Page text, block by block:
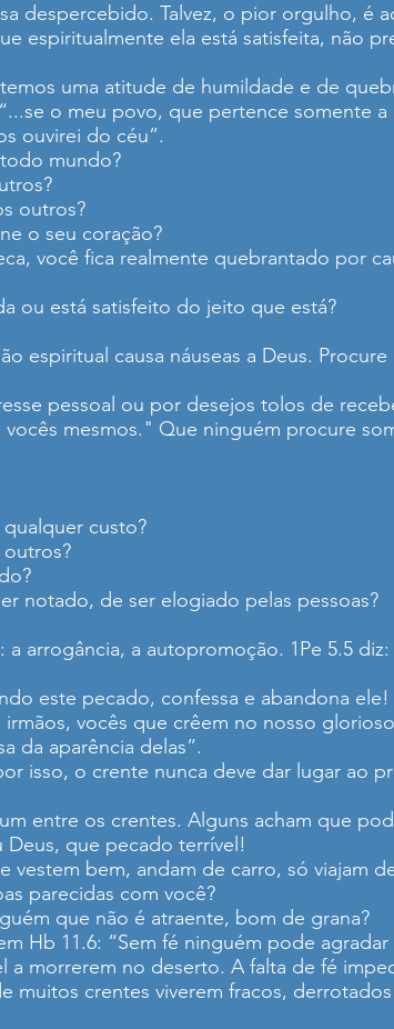
despercebido. Talvez, o pior orgulho, é
espiritualmente ela está satisfeita, não
uma atitude de humildade e de
o meu povo, que pertence somente a
ouvirei do céu”.
mundo?
outros?
o seu coração?
você fica realmente quebrantado por
ou está satisfeito do jeito que está?
espiritual causa náuseas a Deus.
pessoal ou por desejos tolos de
mesmos." Que ninguém procure
custo?
notado, de ser elogiado pelas pessoas?
arrogância, a autopromoção. 1Pe 5.5
este pecado, confessa e abandona ele!
vocês que crêem no nosso
da aparência delas”.
isso, o crente nunca deve dar lugar ao
entre os crentes. Alguns acham que
que pecado terrível!
vestem bem, andam de carro, só viajam
parecidas com você?
que não é atraente, bom de grana?
Hb 11.6: “Sem fé ninguém pode agradar
a morrerem no deserto. A falta de fé
muitos crentes viverem fracos,